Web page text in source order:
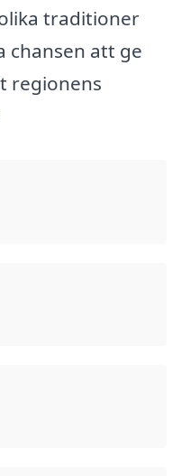
traditioner
chansen att ge
regionens